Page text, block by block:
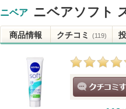
このブランドの情報を
ニベア ニベアソフト
商品情報 クチコミ (119)